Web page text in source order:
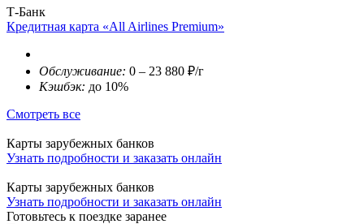
Т-Банк
Кредитная карта «All Airlines Premium»
Обслуживание: 0 – 23 880 ₽/г
Кэшбэк: до 10%
Смотреть все
Карты зарубежных банков
Узнать подробности и заказать онлайн
Карты зарубежных банков
Узнать подробности и заказать онлайн
Готовьтесь к поездке заранее